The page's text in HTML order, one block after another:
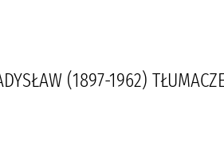
(1897-1962)